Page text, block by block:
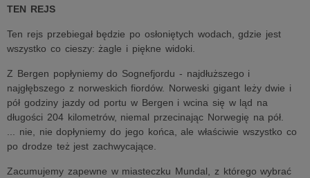
TEN REJS
Ten rejs przebiegał będzie po osłoniętych wodach, gdzie jest
wszystko co cieszy: żagle i piękne widoki.
Z Bergen popłyniemy do Sognefjordu - najdłuższego i
najgłębszego z norweskich fiordów. Norweski gigant leży dwie i
pół godziny jazdy od portu w Bergen i wcina się w ląd na
długości 204 kilometrów, niemal przecinając Norwegię na pół.
... nie, nie dopłyniemy do jego końca, ale właściwie wszystko co
po drodze też jest zachwycające.
Zacumujemy zapewne w miasteczku Mundal, z którego wybrać